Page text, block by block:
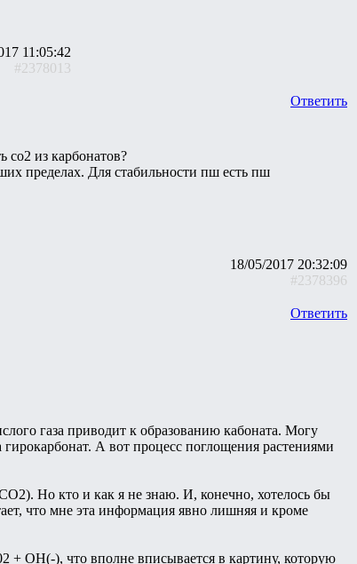
11:05:42
#2378013
Ответить
со2 из карбонатов?
пределах. Для стабильности пш есть пш
18/05/2017 20:32:09
#2378396
Ответить
газа приводит к образованию кабоната. Могу
гирокарбонат. А вот процесс поглощения растениями
Но кто и как я не знаю. И, конечно, хотелось бы
что мне эта информация явно лишняя и кроме
+ OH(-), что вполне вписывается в картину, которую